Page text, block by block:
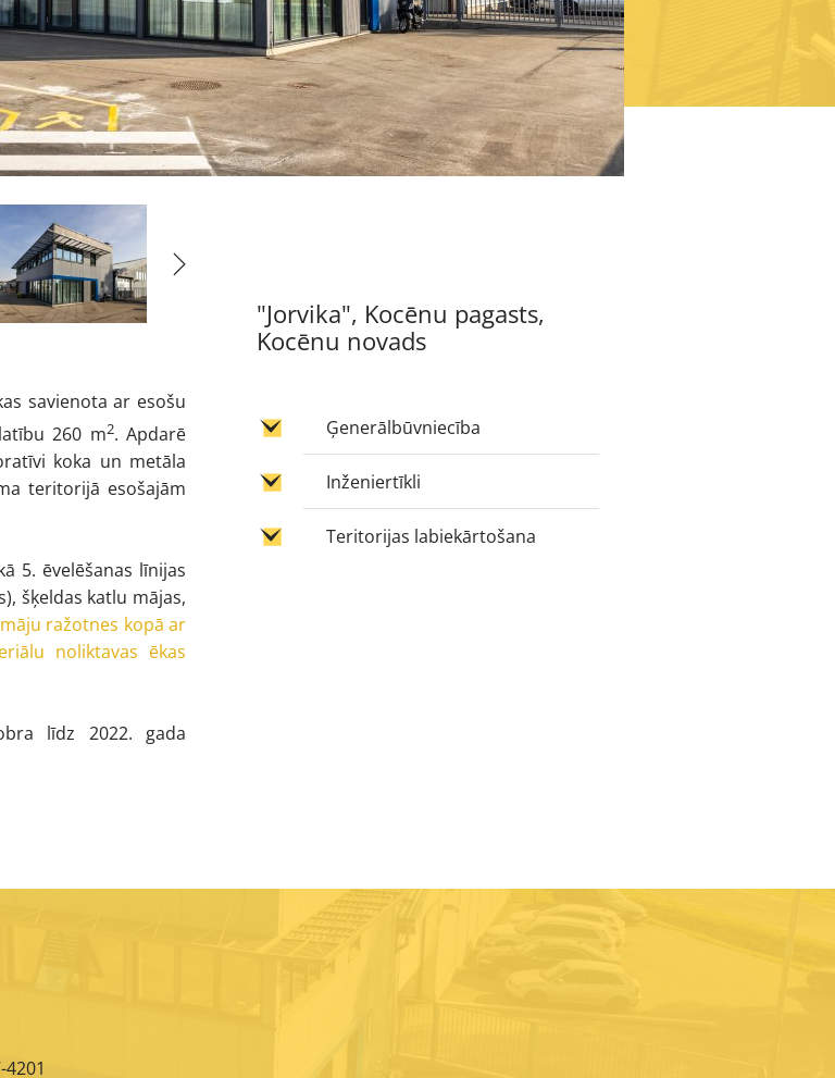
savienota ar esošu
260 m2. Apdarē
koka un metāla
teritorijā esošajām
5. ēvelēšanas līnijas
šķeldas katlu mājas,
ražotnes kopā ar
noliktavas ēkas
līdz 2022. gada
"Jorvika", Kocēnu pagasts,
Kocēnu novads
Ģenerālbūvniecība
Inženiertīkli
Teritorijas labiekārtošana